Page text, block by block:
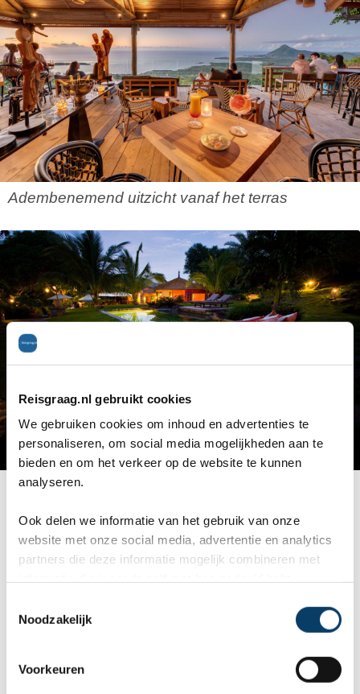
Reisgraag.nl gebruikt cookies
We gebruiken cookies om inhoud en advertenties te
personaliseren, om social media mogelijkheden aan te
bieden en om het verkeer op de website te kunnen
analyseren.
Ook delen we informatie van het gebruik van onze
website met onze social media, advertentie en analytics
partners die deze informatie mogelijk combineren met
Noodzakelijk
Voorkeuren
Adembenemend uitzicht vanaf het terras
Het zwembad bij schemering
Lakaz Chamarel Exclusive Lodge ligt in het
prachtig groene en bergachtige binnenland in het
gelegen in een vallei, ingeklemd tussen het
Chamarel-gebergte en het Black River Gorges
National Park. U verblijft hier op een heerlijk rustig